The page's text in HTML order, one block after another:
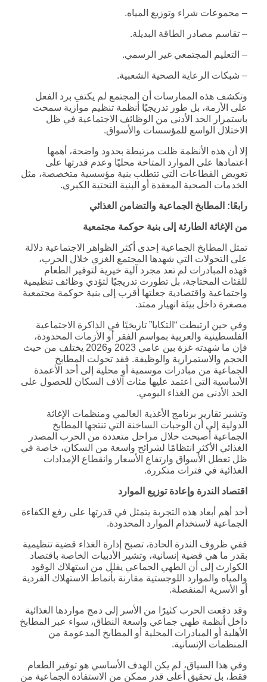
– مجموعات شراء وتوزيع المياه.
– تقاسم مصادر الطاقة البديلة.
– التعليم المجتمعي غير الرسمي.
– شبكات الرعاية الصحية الشعبية.
وتكشف هذه الممارسات أن المجتمع لم يكتفِ برد الفعل
على الأزمة، بل طور تدريجيًا أنظمة تنظيم موازية سمحت
باستمرار الحد الأدنى من الوظائف الاجتماعية في ظل
الاختلال الواسع للمؤسسات والأسواق.
إلا أن هذه الأنظمة ظلت مرتبطة بحدود واضحة، أهمها
اعتمادها على الموارد المتاحة محليًا وعدم قدرتها على
تعويض القطاعات التي تتطلب بنية مؤسسية متخصصة، مثل
الخدمات الصحية المعقدة أو البنية التحتية الكبرى.
رابعًا: المطابخ الجماعية والتضامن الغذائي
من الإغاثة الطارئة إلى بنية حوكمة مجتمعية
تمثل المطابخ الجماعية إحدى أكثر الظواهر الاجتماعية دلالة
على التحولات التي شهدها المجتمع الغزي خلال الحرب،
فهذه المبادرات لم تعد مجرد آلية خيرية لتوفير الطعام
للفئات المحتاجة، بل تطورت تدريجيًا لتؤدي وظائف تنظيمية
واجتماعية واقتصادية جعلتها أقرب إلى بنية حوكمة مجتمعية
مصغرة داخل بيئة انهيار ممتد.
وفي حين ارتبطت “التكايا” تاريخيًا في الذاكرة الاجتماعية
الفلسطينية والعربية بمواسم الفقر أو الأزمات المحدودة،
فإن ما شهدته غزة بين عامي 2023 و2026 يختلف من حيث
الحجم والاستمرارية والوظيفة. فقد تحولت المطابخ
الجماعية من مبادرات موسمية أو محلية إلى أحد الأعمدة
الأساسية التي اعتمد عليها مئات آلاف السكان للحصول على
الحد الأدنى من الغذاء اليومي.
وتشير تقارير برنامج الأغذية العالمي ومنظمات الإغاثة
الدولية إلى أن الوجبات الساخنة التي تنتجها المطابخ
الجماعية أصبحت خلال مراحل متعددة من الحرب المصدر
الغذائي الأكثر انتظامًا لشرائح واسعة من السكان، خاصة في
ظل تعطل الأسواق وارتفاع الأسعار وانقطاع الإمدادات
الغذائية في فترات متكررة.
اقتصاد الندرة وإعادة توزيع الموارد
أحد أهم أبعاد هذه التجربة يتمثل في قدرتها على رفع الكفاءة
الجماعية لاستخدام الموارد المحدودة.
ففي ظروف الندرة الحادة، تصبح إدارة الغذاء قضية تنظيمية
بقدر ما هي قضية إنسانية، وتشير الأدبيات الخاصة باقتصاد
الكوارث إلى أن الطهي الجماعي يقلل من استهلاك الوقود
والمياه والموارد اللوجستية مقارنة بأنماط الاستهلاك الفردية
أو الأسرية المنفصلة.
وقد دفعت الحرب كثيرًا من الأسر إلى دمج مواردها الغذائية
داخل أنظمة طهي جماعي واسعة النطاق، سواء عبر المطابخ
الأهلية أو المبادرات المحلية أو المطابخ المدعومة من
المنظمات الإنسانية.
وفي هذا السياق، لم يكن الهدف الأساسي هو توفير الطعام
فقط، بل تحقيق أعلى قدر ممكن من الاستفادة الجماعية من